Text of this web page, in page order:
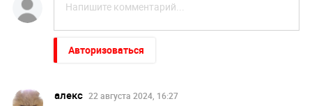
Авторизоваться
алекс 22 августа 2024, 16:27